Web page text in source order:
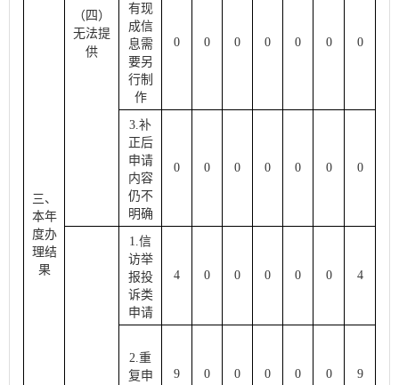
三、
本年
度办
理结
果
（四）
无法提
供
有现
成信
息需
要另
行制
作
0 0 0 0 0 0 0
3.补
正后
申请
内容
仍不
明确
0 0 0 0 0 0 0
1.信
访举
报投
诉类
申请
4 0 0 0 0 0 4
2.重
复申
9 0 0 0 0 0 9